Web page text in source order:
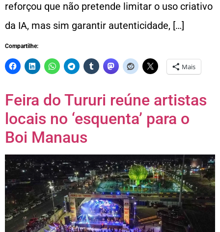
reforçou que não pretende limitar o uso criativo
da IA, mas sim garantir autenticidade, […]
Compartilhe:
Mais
Feira do Tururi reúne artistas
locais no ‘esquenta’ para o
Boi Manaus